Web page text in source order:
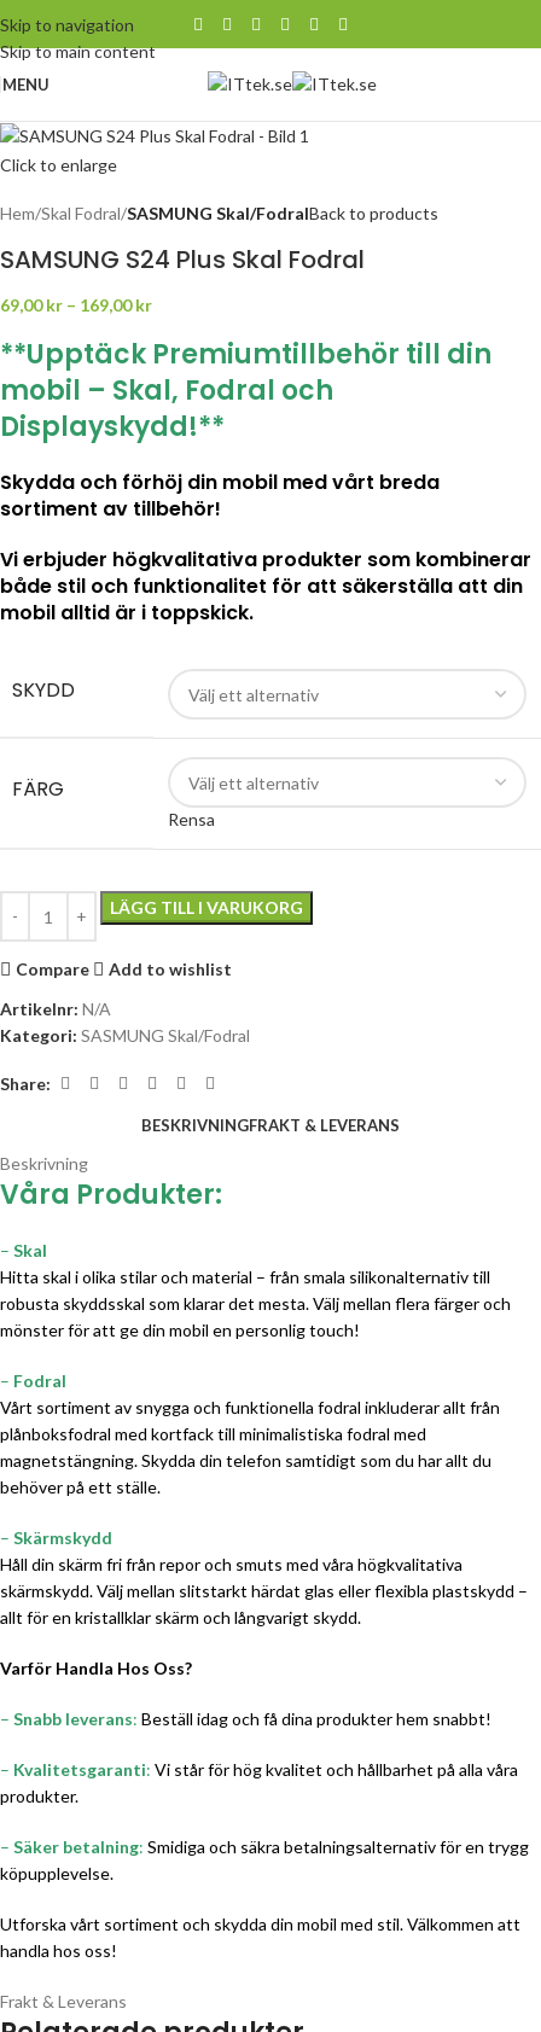
Skip to navigation
Skip to main content
MENU
Click to enlarge
Hem Skal Fodral SASMUNG Skal/FodralBack to products
SAMSUNG S24 Plus Skal Fodral
69,00kr – 169,00kr
**Upptäck Premiumtillbehör till din
mobil – Skal, Fodral och
Displayskydd!**
Skydda och förhöj din mobil med vårt breda
sortiment av tillbehör!
Vi erbjuder högkvalitativa produkter som kombinerar
både stil och funktionalitet för att säkerställa att din
mobil alltid är i toppskick.
SKYDD
FÄRG
Rensa
LÄGG TILL I VARUKORG
Compare
Add to wishlist
Artikelnr: N/A
Kategori: SASMUNG Skal/Fodral
Share:
BESKRIVNINGFRAKT & LEVERANS
Beskrivning
Våra Produkter:
– Skal
Hitta skal i olika stilar och material – från smala silikonalternativ till
robusta skyddsskal som klarar det mesta. Välj mellan flera färger och
mönster för att ge din mobil en personlig touch!
– Fodral
Vårt sortiment av snygga och funktionella fodral inkluderar allt från
plånboksfodral med kortfack till minimalistiska fodral med
magnetstängning. Skydda din telefon samtidigt som du har allt du
behöver på ett ställe.
– Skärmskydd
Håll din skärm fri från repor och smuts med våra högkvalitativa
skärmskydd. Välj mellan slitstarkt härdat glas eller flexibla plastskydd –
allt för en kristallklar skärm och långvarigt skydd.
Varför Handla Hos Oss?
– Snabb leverans: Beställ idag och få dina produkter hem snabbt!
– Kvalitetsgaranti: Vi står för hög kvalitet och hållbarhet på alla våra
produkter.
– Säker betalning: Smidiga och säkra betalningsalternativ för en trygg
köpupplevelse.
Utforska vårt sortiment och skydda din mobil med stil. Välkommen att
handla hos oss!
Frakt & Leverans